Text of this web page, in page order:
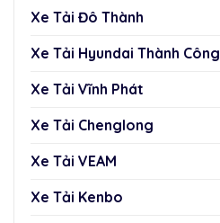
Xe Tải Đô Thành
Xe Tải Hyundai Thành Công
Xe Tải Vĩnh Phát
Xe Tải Chenglong
Xe Tải VEAM
Xe Tải Kenbo